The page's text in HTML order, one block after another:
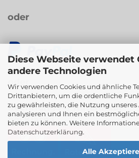
Diese Webseite verwendet
andere Technologien
Wir verwenden Cookies und ähnliche
Drittanbietern, um die ordentliche
zu gewährleisten, die Nutzung unseres
analysieren und Ihnen ein
bieten zu können. Weitere
Datenschutzerklärung.
Alle
oder
oder
Rechnungs- / Ratenkauf
bei Klarna